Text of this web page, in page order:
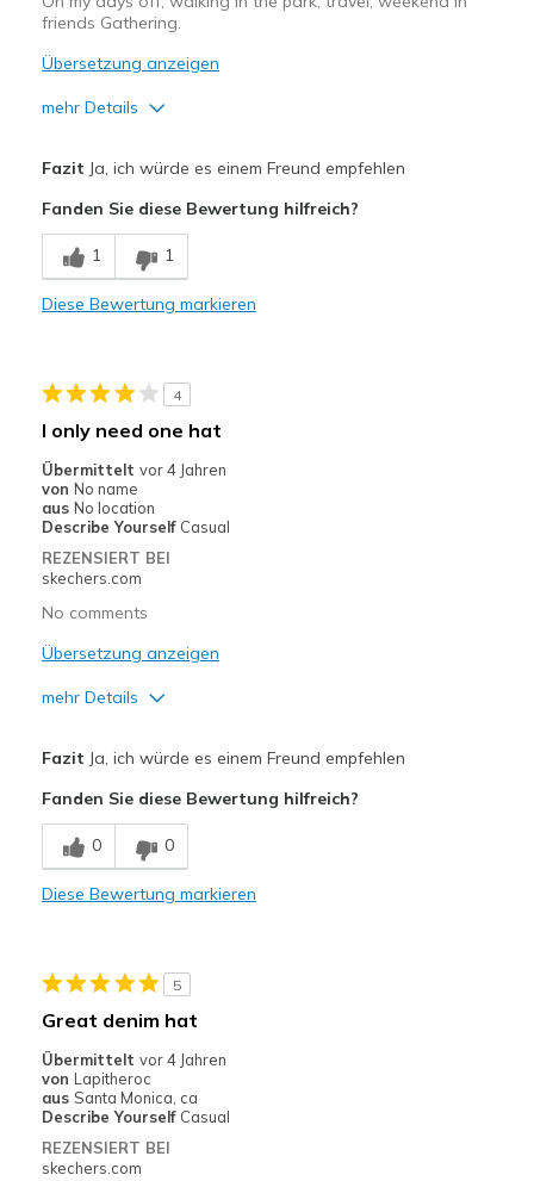
friends Gathering.
Übersetzung anzeigen
mehr Details
And it is SKESHERS.
Attractive Design
Stylish
Geeignete Verwendung
Going Out
Width
Fazit Ja, ich würde es einem Freund empfehlen
Fanden Sie diese Bewertung hilfreich?
1 1
Diese Bewertung markieren
4
I only need one hat
Übermittelt vor 4 Jahren
von No name
aus No location
Describe Yourself Casual
REZENSIERT BEI
skechers.com
No comments
Übersetzung anzeigen
mehr Details
Comfortable
Durable
Casual Wear
Width
Feels true to width
Sizing
Feels true to size
View On Shoes
Fazit Ja, ich würde es einem Freund empfehlen
Fanden Sie diese Bewertung hilfreich?
0 0
Diese Bewertung markieren
5
Great denim hat
Übermittelt vor 4 Jahren
von Lapitheroc
aus Santa Monica, ca
Describe Yourself Casual
REZENSIERT BEI
skechers.com